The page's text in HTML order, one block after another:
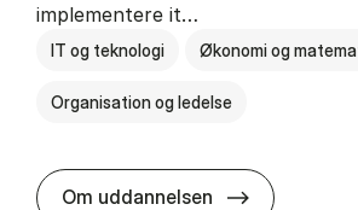
implementere it…
IT og teknologi Økonomi og
Organisation og ledelse
Om uddannelsen HA(it.) -